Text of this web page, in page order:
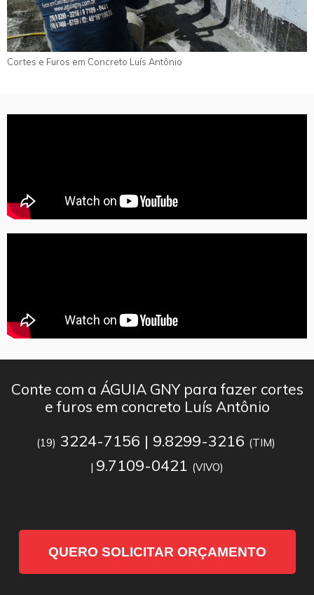
Cortes e Furos em Concreto Luís Antônio
Conte com a ÁGUIA GNY para fazer cortes
e furos em concreto Luís Antônio
(19) 3224-7156 | 9.8299-3216 (TIM)
| 9.7109-0421 (VIVO)
QUERO SOLICITAR ORÇAMENTO